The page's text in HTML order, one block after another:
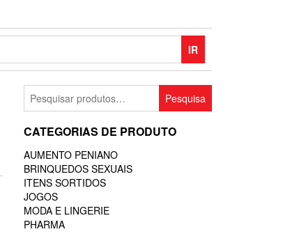
IR
Pesquisar
por:
Pesquisa
CATEGORIAS DE PRODUTO
AUMENTO PENIANO
BRINQUEDOS SEXUAIS
ITENS SORTIDOS
JOGOS
MODA E LINGERIE
PHARMA